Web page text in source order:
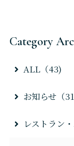
お問い
Category
ALL（43)
お知らせ（31
レストラン・